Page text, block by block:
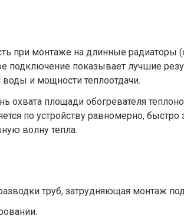
при монтаже на длинные радиаторы
подключение показывает лучшие
воды и мощности теплоотдачи.
охвата площади обогревателя
по устройству равномерно, быстро
волну тепла.
труб, затрудняющая монтаж